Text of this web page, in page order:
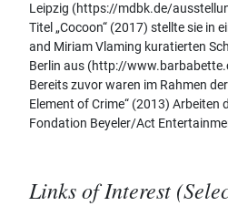
Leipzig (https://mdbk.de/
Titel „Cocoon“ (2017) stellte sie in
and Miriam Vlaming kuratierten
Berlin aus (http://
Bereits zuvor waren im Rahmen
Element of Crime“ (2013) Arbeiten
Fondation Beyeler/Act
Links of Interest